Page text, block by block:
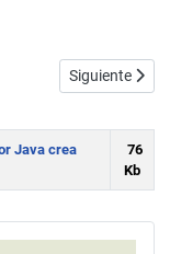
a un método o
Artículo
Siguiente
Java crea
76
Kb